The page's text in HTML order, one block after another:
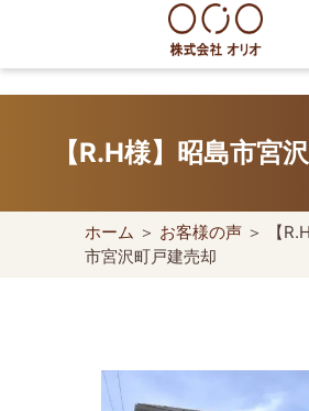
content
世田谷区の
却・買取
【R.H様】昭島市宮
ホーム ＞ お客様の声 ＞ 【
市宮沢町戸建売却